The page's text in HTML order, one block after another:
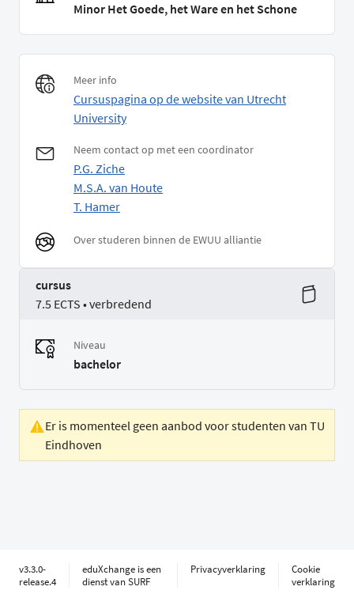
Minor Het Goede, het Ware en het Schone
Meer info
Cursuspagina op de website van Utrecht
University
Neem contact op met een coordinator
P.G. Ziche
M.S.A. van Houte
T. Hamer
Over studeren binnen de EWUU alliantie
cursus
7.5 ECTS • verbredend
Niveau
bachelor
Er is momenteel geen aanbod voor studenten van TU
Eindhoven
v3.3.0-
release.4
eduXchange is een
dienst van SURF
Privacyverklaring
Cookie
verklaring